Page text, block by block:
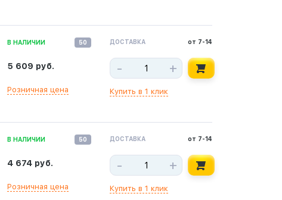
В НАЛИЧИИ 50
5 609 руб.
Розничная цена
ДОСТАВКА от 7-14
- +
Купить в 1 клик
В НАЛИЧИИ 50
4 674 руб.
Розничная цена
ДОСТАВКА от 7-14
- +
Купить в 1 клик